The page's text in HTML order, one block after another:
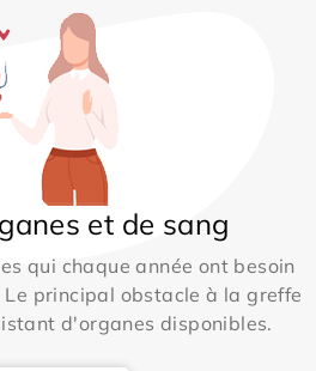
et de sang
qui chaque année ont besoin
principal obstacle à la greffe
d'organes disponibles.